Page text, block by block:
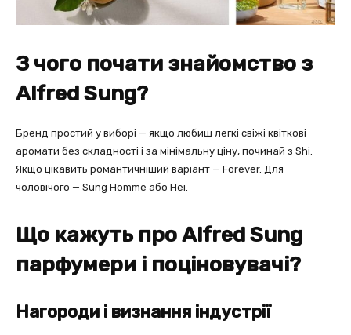
З чого почати знайомство з
Alfred Sung?
Бренд простий у виборі — якщо любиш легкі свіжі квіткові
аромати без складності і за мінімальну ціну, починай з Shi.
Якщо цікавить романтичніший варіант — Forever. Для
чоловічого — Sung Homme або Hei.
Що кажуть про Alfred Sung
парфумери і поціновувачі?
Нагороди і визнання індустрії